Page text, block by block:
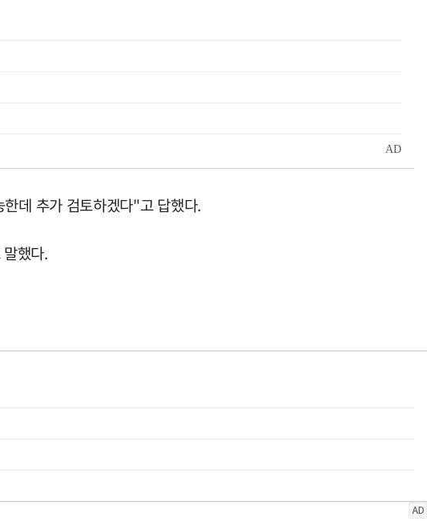
데 추가 검토하겠다"고 답했다.
했다.